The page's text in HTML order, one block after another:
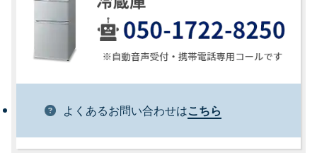
よくあるお問い合わせはこちら